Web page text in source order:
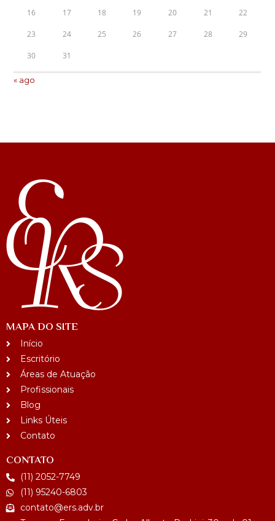
16 17 18 19 20 21 22
23 24 25 26 27 28 29
30 31
« ago
MAPA DO SITE
Início
Escritório
Áreas de Atuação
Profissionais
Blog
Links Úteis
Contato
CONTATO
(11) 2052-7749
(11) 95240-6803
contato@ers.adv.br